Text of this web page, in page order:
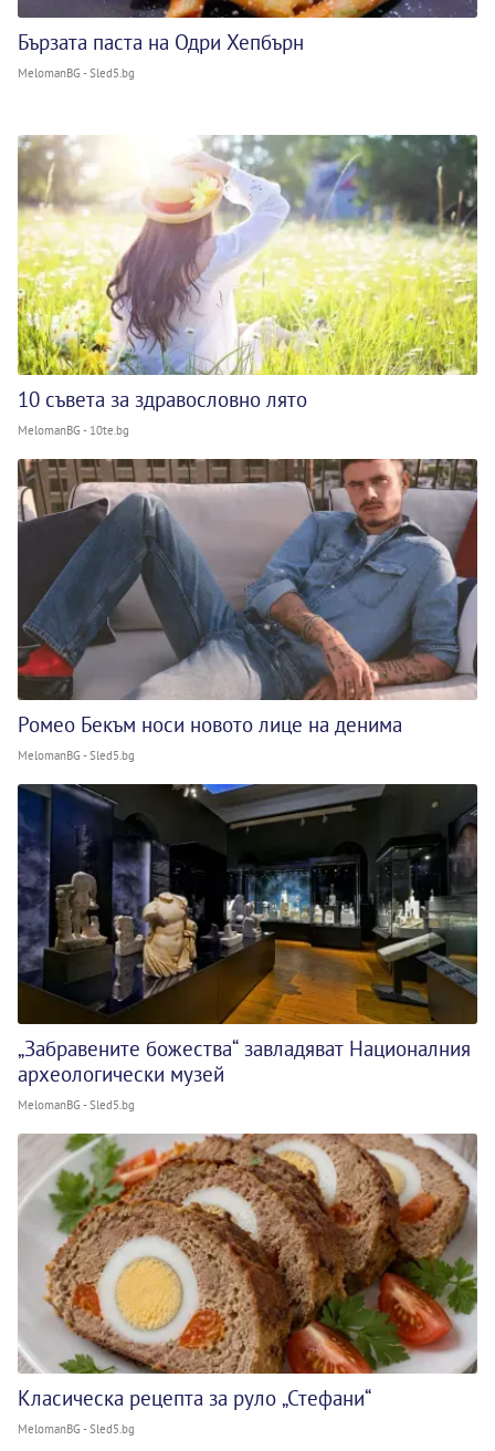
Бързата паста на Одри Хепбърн
MelomanBG - Sled5.bg
10 съвета за здравословно лято
MelomanBG - 10te.bg
Ромео Бекъм носи новото лице на денима
MelomanBG - Sled5.bg
„Забравените божества“ завладяват Националния
археологически музей
MelomanBG - Sled5.bg
Класическа рецепта за руло „Стефани“
MelomanBG - Sled5.bg